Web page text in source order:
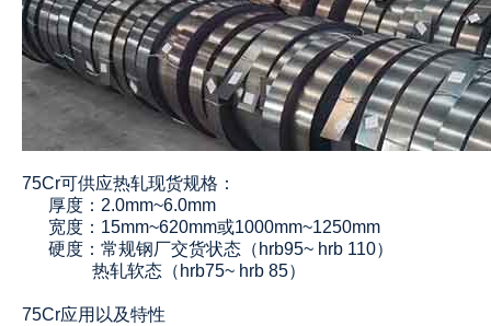
75Cr可供应热轧现货规格：
厚度：2.0mm~6.0mm
宽度：15mm~620mm或1000mm~1250mm
硬度：常规钢厂交货状态（hrb95~ hrb 110）
热轧软态（hrb75~ hrb 85）
75Cr应用以及特性